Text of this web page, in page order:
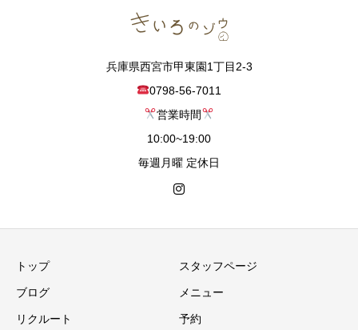
兵庫県西宮市甲東園1丁目2-3
0798-56-7011
営業時間
10:00~19:00
毎週月曜 定休日
トップ スタッフページ
ブログ メニュー
リクルート 予約